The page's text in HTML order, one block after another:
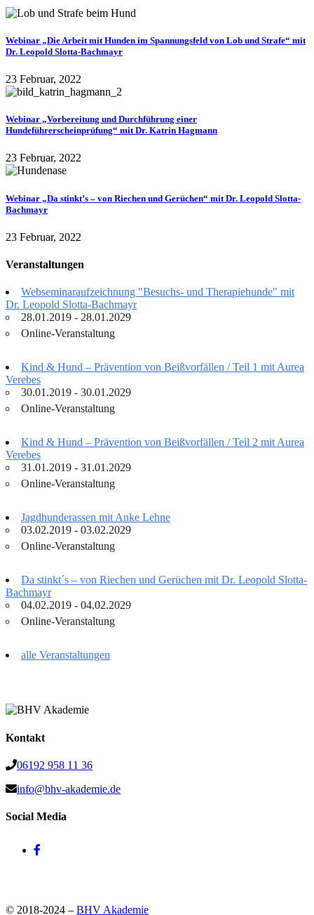
Webinar „Die Arbeit mit Hunden im Spannungsfeld von Lob und Strafe“ mit
Dr. Leopold Slotta-Bachmayr
23 Februar, 2022
Webinar „Vorbereitung und Durchführung einer
Hundeführerscheinprüfung“ mit Dr. Katrin Hagmann
23 Februar, 2022
Webinar „Da stinkt’s – von Riechen und Gerüchen“ mit Dr. Leopold Slotta-
Bachmayr
23 Februar, 2022
Veranstaltungen
Webseminaraufzeichnung "Besuchs- und Therapiehunde" mit
Dr. Leopold Slotta-Bachmayr
28.01.2019 - 28.01.2029
Online-Veranstaltung
Kind & Hund – Prävention von Beißvorfällen / Teil 1 mit Aurea
Verebes
30.01.2019 - 30.01.2029
Online-Veranstaltung
Kind & Hund – Prävention von Beißvorfällen / Teil 2 mit Aurea
Verebes
31.01.2019 - 31.01.2029
Online-Veranstaltung
Jagdhunderassen mit Anke Lehne
03.02.2019 - 03.02.2029
Online-Veranstaltung
Da stinkt´s – von Riechen und Gerüchen mit Dr. Leopold Slotta-
Bachmayr
04.02.2019 - 04.02.2029
Online-Veranstaltung
alle Veranstaltungen
Kontakt
06192 958 11 36
info@bhv-akademie.de
Social Media
© 2018-2024 – BHV Akademie